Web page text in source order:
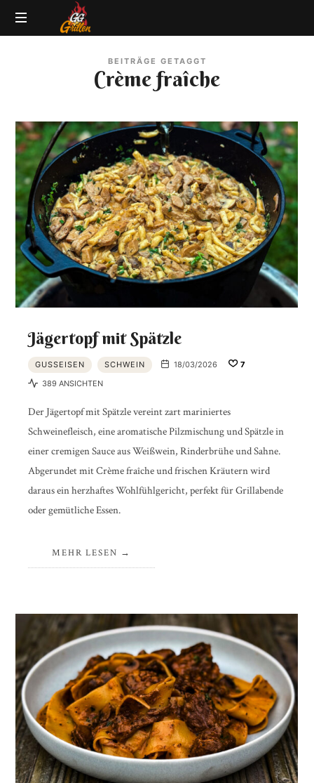
GG-
|
BBQ
Lexikon
BEITRÄGE GETAGGT
Crème fraîche
Jägertopf mit Spätzle
GUSSEISEN SCHWEIN 18/03/2026
7
389 ANSICHTEN
Der Jägertopf mit Spätzle vereint zart mariniertes
Schweinefleisch, eine aromatische Pilzmischung und Spätzle in
einer cremigen Sauce aus Weißwein, Rinderbrühe und Sahne.
Abgerundet mit Crème fraîche und frischen Kräutern wird
daraus ein herzhaftes Wohlfühlgericht, perfekt für Grillabende
oder gemütliche Essen.
MEHR LESEN